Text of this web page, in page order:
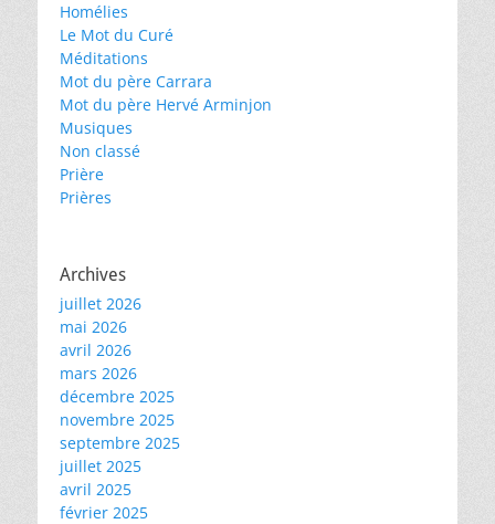
Homélies
Le Mot du Curé
Méditations
Mot du père Carrara
Mot du père Hervé Arminjon
Musiques
Non classé
Prière
Prières
Archives
juillet 2026
mai 2026
avril 2026
mars 2026
décembre 2025
novembre 2025
septembre 2025
juillet 2025
avril 2025
février 2025